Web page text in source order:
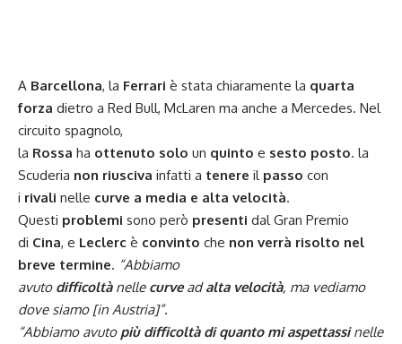
A Barcellona, la Ferrari è stata chiaramente la quarta
forza dietro a Red Bull, McLaren ma anche a Mercedes. Nel
circuito spagnolo,
la Rossa ha ottenuto solo un quinto e sesto posto. la
Scuderia non riusciva infatti a tenere il passo con
i rivali nelle curve a media e alta velocità.
Questi problemi sono però presenti dal Gran Premio
di Cina, e Leclerc è convinto che non verrà risolto nel
breve termine. “Abbiamo
avuto difficoltànelle curveadalta velocità, ma vediamo
dove siamo [in Austria]”.
“Abbiamo avuto più difficoltà di quanto mi aspettassinelle